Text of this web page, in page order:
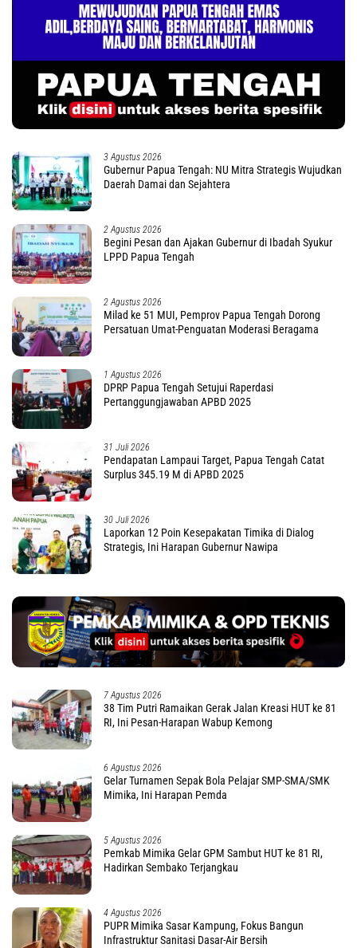
3 Agustus 2026
Gubernur Papua Tengah: NU Mitra Strategis Wujudkan
Daerah Damai dan Sejahtera
2 Agustus 2026
Begini Pesan dan Ajakan Gubernur di Ibadah Syukur
LPPD Papua Tengah
2 Agustus 2026
Milad ke 51 MUI, Pemprov Papua Tengah Dorong
Persatuan Umat-Penguatan Moderasi Beragama
1 Agustus 2026
DPRP Papua Tengah Setujui Raperdasi
Pertanggungjawaban APBD 2025
31 Juli 2026
Pendapatan Lampaui Target, Papua Tengah Catat
Surplus 345.19 M di APBD 2025
30 Juli 2026
Laporkan 12 Poin Kesepakatan Timika di Dialog
Strategis, Ini Harapan Gubernur Nawipa
7 Agustus 2026
38 Tim Putri Ramaikan Gerak Jalan Kreasi HUT ke 81
RI, Ini Pesan-Harapan Wabup Kemong
6 Agustus 2026
Gelar Turnamen Sepak Bola Pelajar SMP-SMA/SMK
Mimika, Ini Harapan Pemda
5 Agustus 2026
Pemkab Mimika Gelar GPM Sambut HUT ke 81 RI,
Hadirkan Sembako Terjangkau
4 Agustus 2026
PUPR Mimika Sasar Kampung, Fokus Bangun
Infrastruktur Sanitasi Dasar-Air Bersih